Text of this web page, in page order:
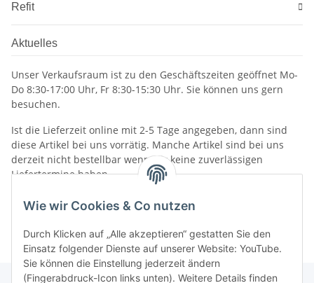
Wie wir Cookies & Co nutzen
Durch Klicken auf „Alle akzeptieren“ gestatten Sie den
Einsatz folgender Dienste auf unserer Website: YouTube.
Sie können die Einstellung jederzeit ändern
(Fingerabdruck-Icon links unten). Weitere Details finden
Refit
Aktuelles
Unser Verkaufsraum ist zu den Geschäftszeiten geöffnet Mo-
Do 8:30-17:00 Uhr, Fr 8:30-15:30 Uhr. Sie können uns gern
besuchen.
Ist die Lieferzeit online mit 2-5 Tage angegeben, dann sind
diese Artikel bei uns vorrätig. Manche Artikel sind bei uns
derzeit nicht bestellbar wenn wir keine zuverlässigen
Liefertermine haben.
Informationen